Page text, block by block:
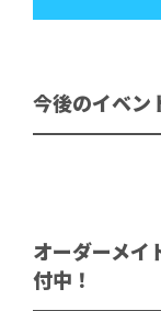
今後のイベン
オーダーメイ
付中！